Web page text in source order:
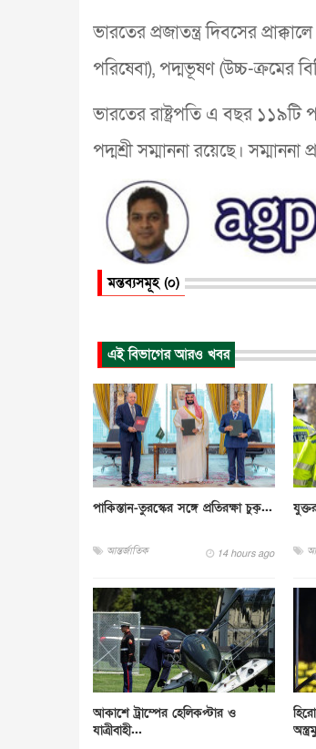
ভারতের প্রজাতন্ত্র দিবসের
পরিষেবা), পদ্মভূষণ (উচ্চ-ক্রমের
ভারতের রাষ্ট্রপতি এ বছর ১১৯টি
পদ্মশ্রী সম্মাননা রয়েছে।
মন্তব্যসমূহ (০)
এই বিভাগের আরও খবর
পাকিস্তান-তুরস্কের সঙ্গে প্রতিরক্ষা চুক্...
আন্তর্জাতিক 14 hours ago
আকাশে ট্রাম্পের হেলিকপ্টার ও
যাত্রীবাহী...